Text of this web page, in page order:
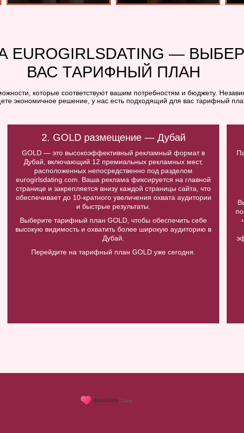
—
ВАС ТАРИФНЫЙ ПЛАН
которые соответствуют вашим потребностям и бюджету.
экономичное решение, у нас есть подходящий для вас тарифный
2. GOLD размещение — Дубай
GOLD — это высокоэффективный рекламный формат в
Дубай, включающий 12 премиальных рекламных мест,
расположенных непосредственно под разделом
eurogirlsdating.com. Ваша реклама фиксируется на главной
странице и закрепляется внизу каждой страницы сайта, что
обеспечивает до 10-кратного увеличения охвата аудитории
и быстрые результаты.
Выберите тарифный план GOLD, чтобы обеспечить себе
высокую видимость и охватить более широкую аудиторию в
Дубай.
Перейдите на тарифный план GOLD уже сегодня.